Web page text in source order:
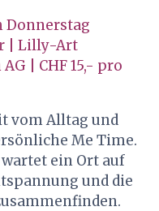
| Lilly-Art
| CHF 15,- pro
vom Alltag und
Me Time.
ein Ort auf
und die